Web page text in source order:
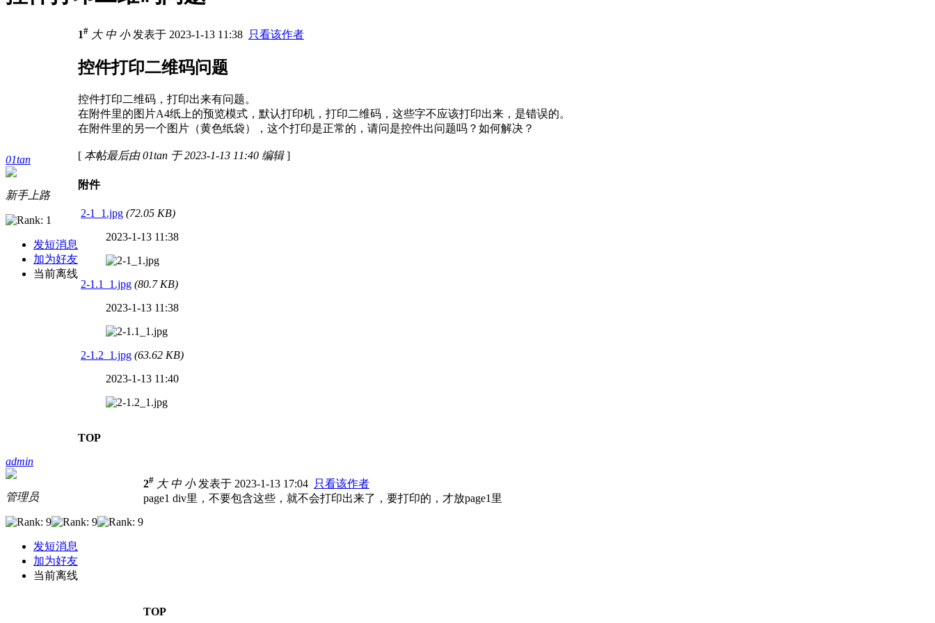
01tan
新手上路
发短消息
加为好友
当前离线
1# 大 中 小发表于 2023-1-13 11:38 只看该作者
控件打印二维码问题
控件打印二维码，打印出来有问题。
在附件里的图片A4纸上的预览模式，默认打印机，打印二维码，这些字不应该打印出来，是错误的。
在附件里的另一个图片（黄色纸袋），这个打印是正常的，请问是控件出问题吗？如何解决？
[ 本帖最后由 01tan 于 2023-1-13 11:40 编辑]
附件
2-1_1.jpg (72.05 KB)
2023-1-13 11:38
2-1.1_1.jpg (80.7 KB)
2023-1-13 11:38
2-1.2_1.jpg (63.62 KB)
2023-1-13 11:40
TOP
admin
管理员
发短消息
加为好友
当前离线
2# 大 中 小发表于 2023-1-13 17:04 只看该作者
page1 div里，不要包含这些，就不会打印出来了，要打印的，才放page1里
TOP